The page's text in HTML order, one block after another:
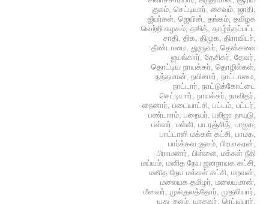
குலம், செட்டியார், சைவம், ஜாதி,
ஜீயர்கள், ஜெயின், தங்கம், தமிழக
வெற்றி கழகம், தலித், தாழ்த்தப்பட்ட
சாதி, திக, திமுக, திராவிடர்,
தீண்டாமை, துளுவர், தென்கலை
ஐயங்கார், தேசிகர், தேவர்,
தொட்டிய நாயக்கர், தொழில்கள்,
நத்தமான், நயினார், நாட்டாமை,
நாட்டார், நாட்டுக்கோட்டை
செட்டியார், நாயக்கர், நாவிதர்,
நைனார், படையாட்சி, பட்டம், பட்டர்,
பண்டாரம், பறையர், பலிஜா நாயுடு,
பள்ளர், பள்ளி, பா.ரஞ்சித், பாஜக,
பாட்டாளி மக்கள் கட்சி, பாமக,
பார்க்கவ குலம், பிரபாகரன்,
பிராமணர், பிள்ளை, மக்கள் நீதி
மய்யம், மனித நேய ஜனநாயக கட்சி,
மனித நேய மக்கள் கட்சி, மறவன்,
மலையக தமிழர், மலையமான்,
மீனவர், முக்குலத்தோர், முதலியார்,
யது குலம், யாதவர், ரெட்டியார்,